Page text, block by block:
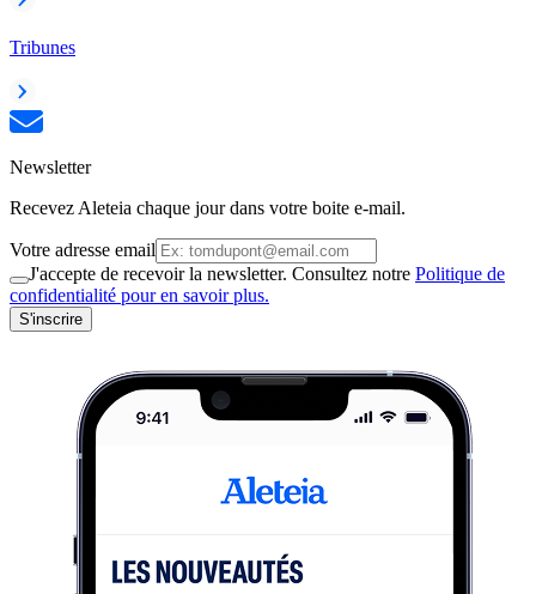
Tribunes
Newsletter
Recevez Aleteia chaque jour dans votre boite e-mail.
Votre adresse email
J'accepte de recevoir la newsletter. Consultez notre Politique de
confidentialité pour en savoir plus.
S'inscrire